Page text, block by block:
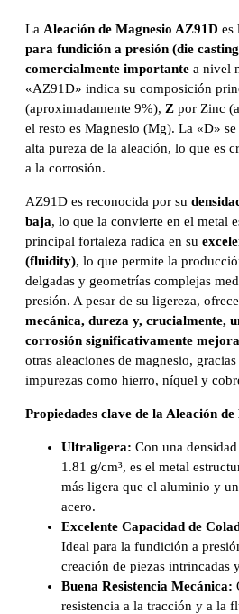
La Aleación de Magnesio AZ91D es
para fundición a presión (die
comercialmente importante a nivel
«AZ91D» indica su composición
(aproximadamente 9%), Z por Zinc
el resto es Magnesio (Mg). La «D»
alta pureza de la aleación, lo que es
a la corrosión.
AZ91D es reconocida por su
baja, lo que la convierte en el metal
principal fortaleza radica en su
(fluidity), lo que permite la
delgadas y geometrías complejas
presión. A pesar de su ligereza,
mecánica, dureza y, crucialmente,
corrosión significativamente
otras aleaciones de magnesio,
impurezas como hierro, níquel y
Propiedades clave de la Aleación
Ultraligera: Con una
1.81 g/cm³, es el metal
más ligera que el aluminio y
acero.
Excelente Capacidad de
Ideal para la fundición a
creación de piezas intrincadas
Buena Resistencia Mecánica:
resistencia a la tracción y a la